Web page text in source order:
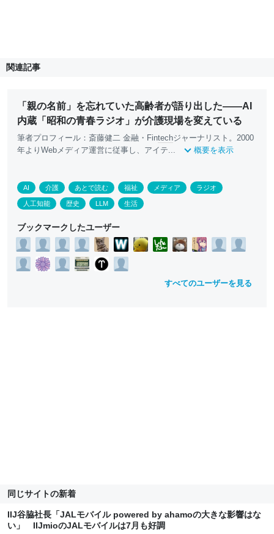
関連記事
「親の名前」を忘れていた高齢者が語り出した――AI
内蔵「昭和の青春ラジオ」が介護現場を変えている
筆者プロフィール：斎藤健二 金融・Fintechジャーナリスト。2000
年よりWebメディア運営に従事し、アイテ...
概要を表示
AI 介護 あとで読む 福祉 メディア ラジオ
人工知能 歴史 LLM 生活
ブックマークしたユーザー
すべてのユーザーを見る
同じサイトの新着
IIJ谷脇社長「JALモバイル powered by ahamoの大きな影響はな
い」 IIJmioのJALモバイルは7月も好調